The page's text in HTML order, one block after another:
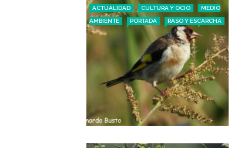
ACTUALIDAD CULTURA Y OCIO
MEDIO
AMBIENTE
PORTADA RASO Y ESCARCHA